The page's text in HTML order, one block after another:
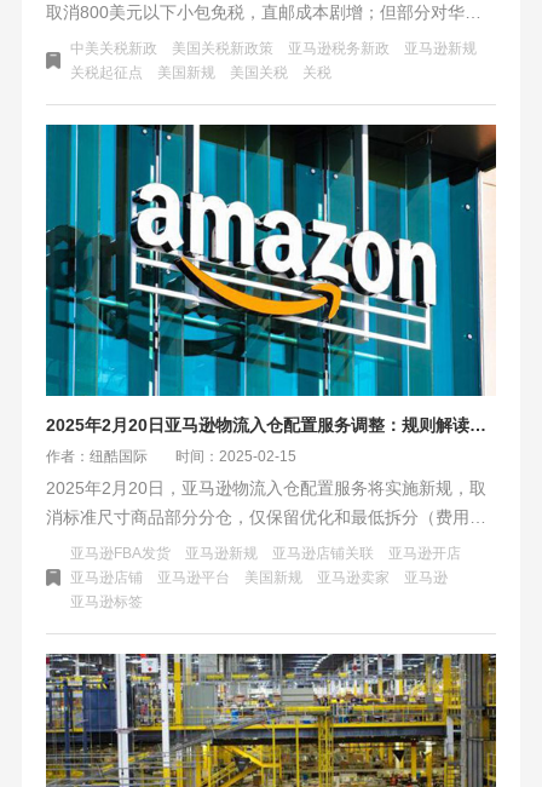
取消800美元以下小包免税，直邮成本剧增；但部分对华商
品关税下降，海运迎利好窗口。同时，亚马逊FBA费用结构
性调整，大件商品配送费降低。核心应对策略是：放弃小包
直邮幻想，转向规模化海运与海外仓/FBA模式，并利用官方
工具精细核算利润，将物流成本中心转化为增长引擎。
中美关税新政 美国关税新政策 亚马逊税务新政
亚马逊新规
关税起征点
美国新规 美国关税 关税
2025年2月20日亚马逊物流入仓配置服务调整：规则解读与卖家应对策略
作者：纽酷国际 时间：2025-02-15
2025年2月20日，亚马逊物流入仓配置服务将实施新规，取
消标准尺寸商品部分分仓，仅保留优化和最低拆分（费用上
涨），大件政策不变。新规旨在提效，但增加卖家成本与限
制灵活性。卖家需优化SKU集中度、统一包装、精准卡位重
量以降低费用。长期来看，数据驱动的库存规划、合规审核
及动态策略是关键。亚马逊新规既是挑战，也为规模化卖家
提供了降本提效的机遇。
亚马逊FBA发货 亚马逊新规 亚马逊店铺关联
亚马逊开店
亚马逊店铺
亚马逊平台 美国新规 亚马逊卖家
亚马逊
亚马逊标签